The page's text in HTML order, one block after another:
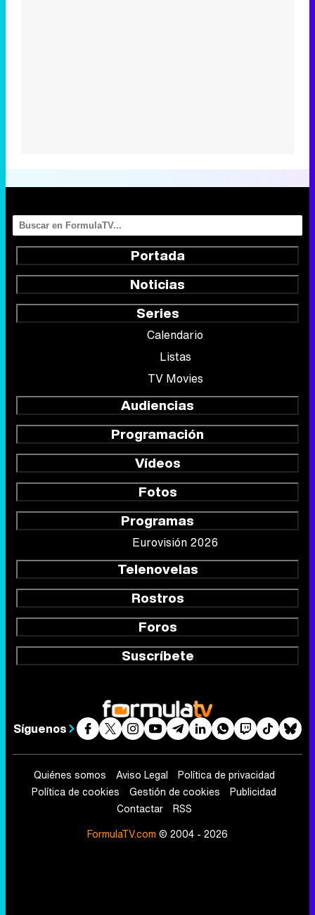
Portada
Noticias
Series
Calendario
Listas
TV Movies
Audiencias
Programación
Vídeos
Fotos
Programas
Eurovisión 2026
Telenovelas
Rostros
Foros
Suscríbete
Síguenos
Quiénes somos Aviso Legal
Política de privacidad
Política de cookies
Gestión de cookies
Publicidad
Contactar
RSS
FormulaTV.com © 2004 - 2026